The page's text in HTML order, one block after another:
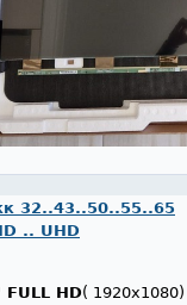
32..43..50..55..65
.. UHD
FULL HD( 1920x1080)